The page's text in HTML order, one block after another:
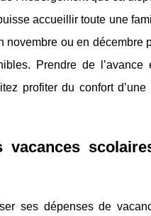
accueillir toute une
ou en décembre
Prendre de
profiter du confort d’une
ses dépenses de